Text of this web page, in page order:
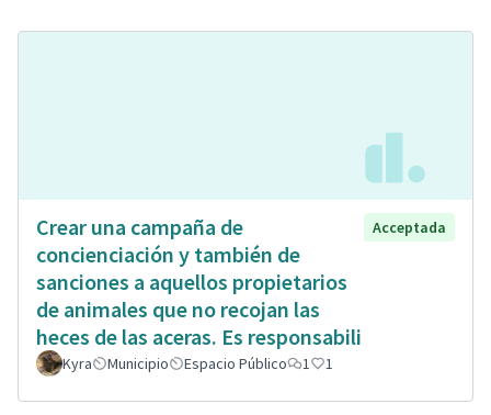
Crear una campaña de
concienciación y también de
sanciones a aquellos propietarios
de animales que no recojan las
heces de las aceras. Es responsabili
Acceptada
Kyra Municipio Espacio Público 1 1